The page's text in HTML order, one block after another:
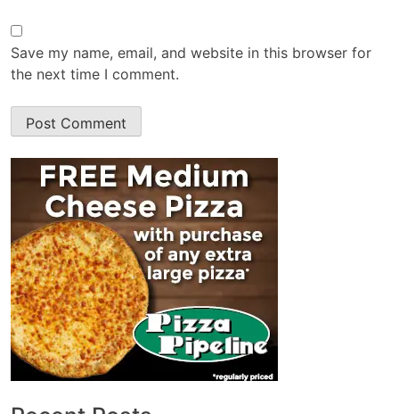
Save my name, email, and website in this browser for
the next time I comment.